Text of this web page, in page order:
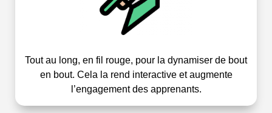
Tout au long, en fil rouge, pour la dynamiser de bout
en bout. Cela la rend interactive et augmente
l’engagement des apprenants.